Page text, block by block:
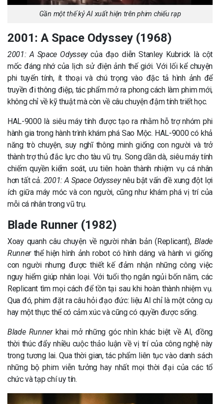
Gần một thế kỷ AI xuất hiện trên phim chiếu rạp
2001: A Space Odyssey (1968)
2001: A Space Odysseycủa đạo diễn Stanley Kubrick là cột
mốc đáng nhớ của lịch sử điện ảnh thế giới. Với lối kể chuyện
phi tuyến tính, ít thoại và chú trọng vào đặc tả hình ảnh để
truyền đi thông điệp, tác phẩm mở ra phong cách làm phim mới,
không chỉ về kỹ thuật mà còn về câu chuyện đậm tính triết học.
HAL-9000 là siêu máy tính được tạo ra nhằm hỗ trợ nhóm phi
hành gia trong hành trình khám phá Sao Mộc. HAL-9000 có khả
năng trò chuyện, suy nghĩ thông minh giống con người và trở
thành trợ thủ đắc lực cho tàu vũ trụ. Song dần dà, siêu máy tính
chiếm quyền kiểm soát, ưu tiên hoàn thành nhiệm vụ cá nhân
hơn tất cả. 2001: A Space Odysseynêu bật vấn đề xung đột lợi
ích giữa máy móc và con người, cũng như khám phá vị trí của
mỗi cá nhân trong vũ trụ.
Blade Runner (1982)
Xoay quanh câu chuyện về người nhân bản (Replicant), Blade
Runnerthể hiện hình ảnh robot có hình dáng và hành vi giống
con người nhưng được thiết kế đảm nhận những công việc
nguy hiểm giúp nhân loại. Với tuổi thọ ngắn ngủi bốn năm, các
Replicant tìm mọi cách để tồn tại sau khi hoàn thành nhiệm vụ.
Qua đó, phim đặt ra câu hỏi đạo đức: liệu AI chỉ là một công cụ
hay một thực thể có cảm xúc và cũng có quyền được sống.
Blade Runnerkhai mở những góc nhìn khác biệt về AI, đồng
thời thúc đẩy nhiều cuộc thảo luận về vị trí của công nghệ này
trong tương lai. Qua thời gian, tác phẩm liên tục vào danh sách
những bộ phim viễn tưởng hay nhất mọi thời đại của các tổ
chức và tạp chí uy tín.